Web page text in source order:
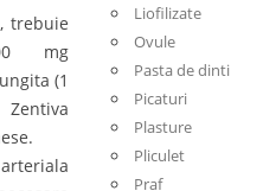
trebuie
mg
(1
Liofilizate
Ovule
Pasta de dinti
Picaturi
Plasture
Pliculet
Praf